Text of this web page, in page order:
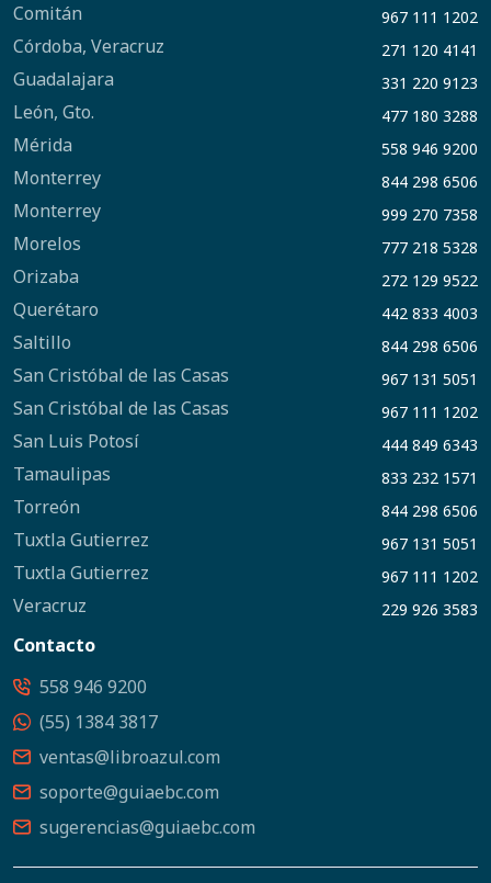
Comitán 967 111 1202
Córdoba, Veracruz 271 120 4141
Guadalajara 331 220 9123
León, Gto. 477 180 3288
Mérida 558 946 9200
Monterrey 844 298 6506
Monterrey 999 270 7358
Morelos 777 218 5328
Orizaba 272 129 9522
Querétaro 442 833 4003
Saltillo 844 298 6506
San Cristóbal de las Casas 967 131 5051
San Cristóbal de las Casas 967 111 1202
San Luis Potosí 444 849 6343
Tamaulipas 833 232 1571
Torreón 844 298 6506
Tuxtla Gutierrez 967 131 5051
Tuxtla Gutierrez 967 111 1202
Veracruz 229 926 3583
Contacto
558 946 9200
(55) 1384 3817
ventas@libroazul.com
soporte@guiaebc.com
sugerencias@guiaebc.com